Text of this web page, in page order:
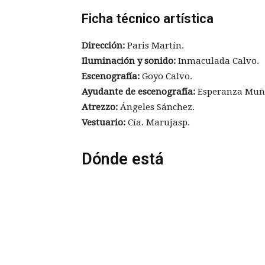
Ficha técnico artística
Dirección: Paris Martín.
Iluminación y sonido: Inmaculada Calvo.
Escenografía: Goyo Calvo.
Ayudante de escenografía: Esperanza
Atrezzo: Ángeles Sánchez.
Vestuario: Cía. Marujasp.
Dónde está